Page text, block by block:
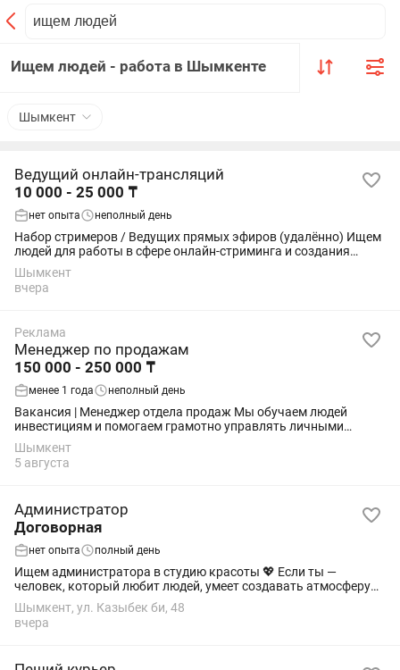
Ищем людей - работа в Шымкенте
Шымкент
Ведущий онлайн-трансляций
10 000 - 25 000 ₸
нет опыта неполный день
Набор стримеров / Ведущих прямых эфиров (удалённо) Ищем
людей для работы в сфере онлайн-стриминга и создания
развлекательного контента. Что нужно делать: — проводить
прямые эфиры; — общаться с...
Шымкент
вчера
Реклама
Менеджер по продажам
150 000 - 250 000 ₸
менее 1 года неполный день
Вакансия | Менеджер отдела продаж Мы обучаем людей
инвестициям и помогаем грамотно управлять личными
финансами. Сейчас расширяем отдел продаж и ищем
менеджера, который умеет общаться с людьми и...
Шымкент
5 августа
Администратор
Договорная
нет опыта полный день
Ищем администратора в студию красоты 💖 Если ты —
человек, который любит людей, умеет создавать атмосферу
уюта и сервиса, мы ищем именно тебя! ✨ Что важно: —
Ответственность и пунктуальность —...
Шымкент, ул. Казыбек би, 48
вчера